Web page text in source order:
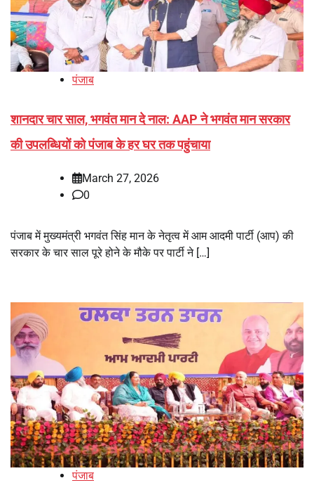
पंजाब
शानदार चार साल, भगवंत मान दे नाल: AAP ने भगवंत मान सरकार
की उपलब्धियों को पंजाब के हर घर तक पहुंचाया
March 27, 2026
0
पंजाब में मुख्यमंत्री भगवंत सिंह मान के नेतृत्व में आम आदमी पार्टी (आप) की
सरकार के चार साल पूरे होने के मौके पर पार्टी ने […]
पंजाब